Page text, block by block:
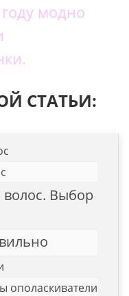
модно
СТАТЬИ:
Выбор
ополаскиватели